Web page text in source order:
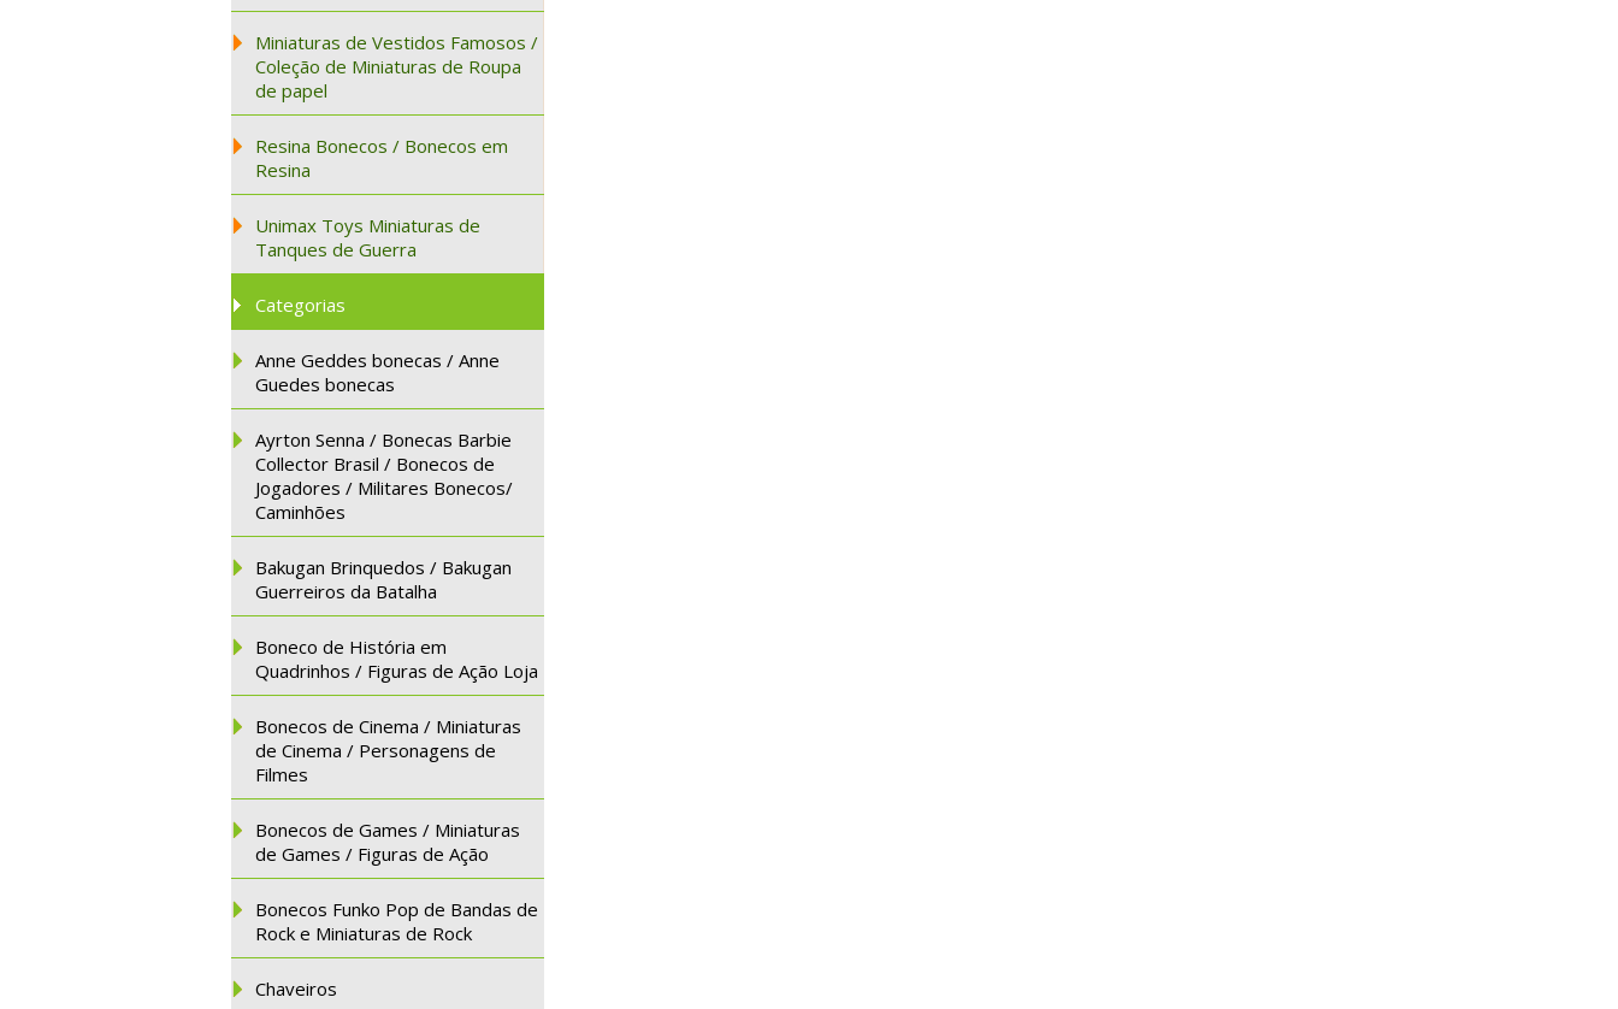
Miniaturas de Vestidos Famosos /
Coleção de Miniaturas de Roupa
de papel
Resina Bonecos / Bonecos em
Resina
Unimax Toys Miniaturas de
Tanques de Guerra
Categorias
Anne Geddes bonecas / Anne
Guedes bonecas
Ayrton Senna / Bonecas Barbie
Collector Brasil / Bonecos de
Jogadores / Militares Bonecos/
Caminhões
Bakugan Brinquedos / Bakugan
Guerreiros da Batalha
Boneco de História em
Quadrinhos / Figuras de Ação Loja
Bonecos de Cinema / Miniaturas
de Cinema / Personagens de
Filmes
Bonecos de Games / Miniaturas
de Games / Figuras de Ação
Bonecos Funko Pop de Bandas de
Rock e Miniaturas de Rock
Chaveiros